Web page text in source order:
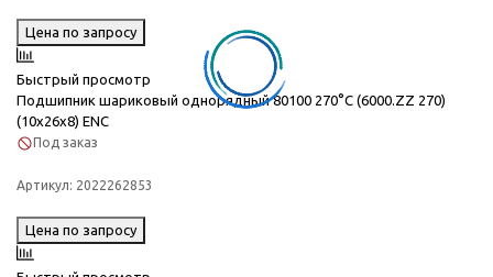
Цена по запросу
Быстрый просмотр
Подшипник шариковый однорядный 80100 270°C (6000.ZZ 270)
(10x26x8) ENC
Под заказ
Артикул: 2022262853
Цена по запросу